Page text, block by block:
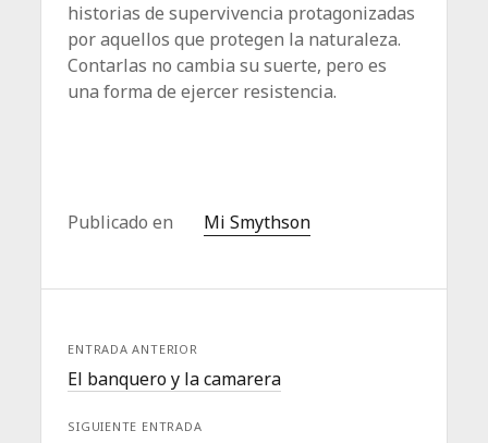
historias de supervivencia protagonizadas
por aquellos que protegen la naturaleza.
Contarlas no cambia su suerte, pero es
una forma de ejercer resistencia.
Publicado en Mi Smythson
ENTRADA ANTERIOR
El banquero y la camarera
SIGUIENTE ENTRADA